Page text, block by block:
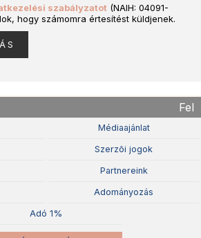
szabályzatot (NAIH: 04091-
hogy számomra értesítést küldjenek.
Fel
Médiaajánlat
Szerzõi jogok
Partnereink
Adományozás
Adó 1%